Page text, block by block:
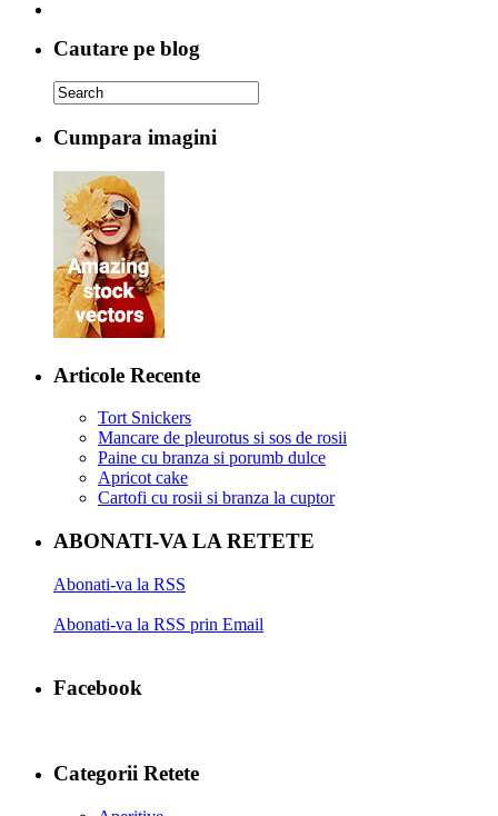
Cautare pe blog
Cumpara imagini
Articole Recente
Tort Snickers
Mancare de pleurotus si sos de rosii
Paine cu branza si porumb dulce
Apricot cake
Cartofi cu rosii si branza la cuptor
ABONATI-VA LA RETETE
Abonati-va la RSS
Abonati-va la RSS prin Email
Facebook
Categorii Retete